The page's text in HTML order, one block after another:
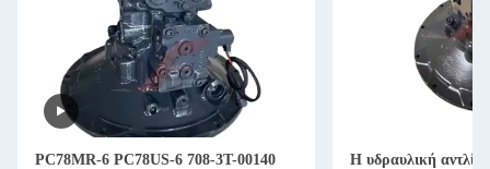
PC78MR-6 PC78US-6 708-3T-00140
Η υδραυλική